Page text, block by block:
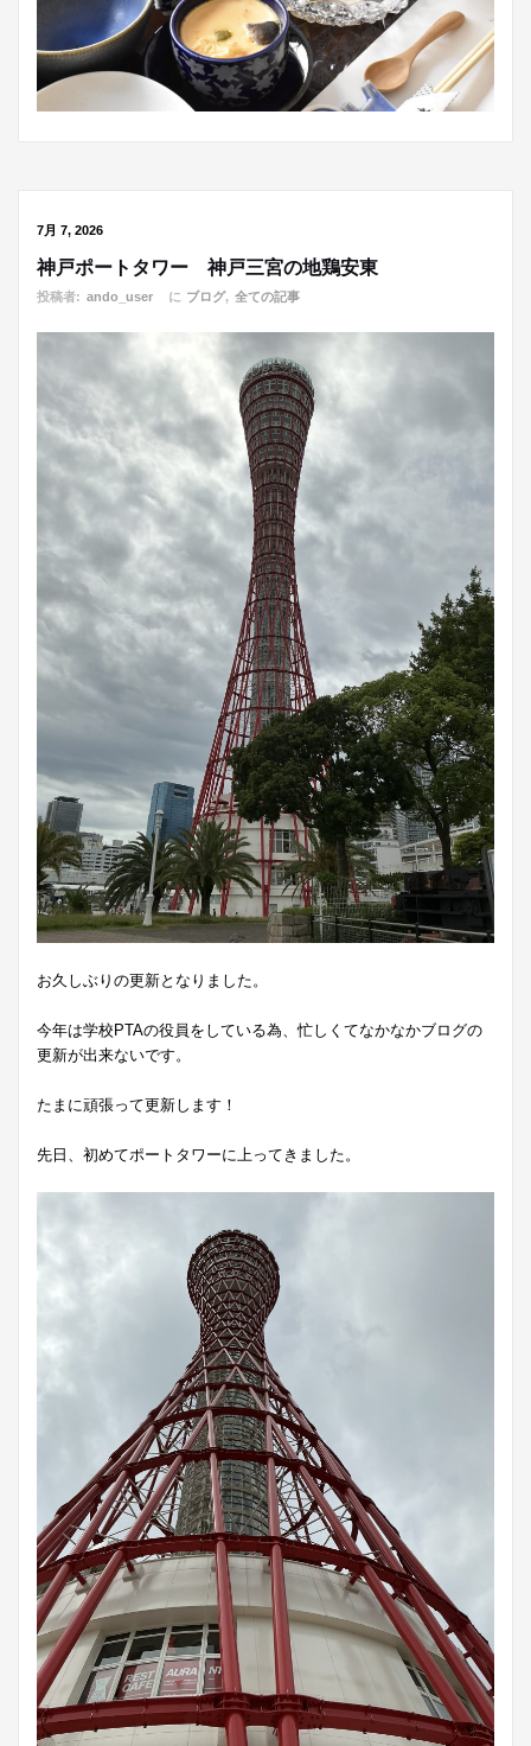
7月 7, 2026
神戸ポートタワー 神戸三宮の地鶏安東
投稿者: ando_user に ブログ, 全ての記事
お久しぶりの更新となりました。
今年は学校PTAの役員をしている為、忙しくてなかなかブログの
更新が出来ないです。
たまに頑張って更新します！
先日、初めてポートタワーに上ってきました。